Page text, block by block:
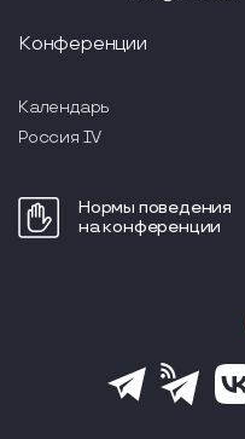
Конференции
Календарь
Россия IV
Нормы поведения
на конференции